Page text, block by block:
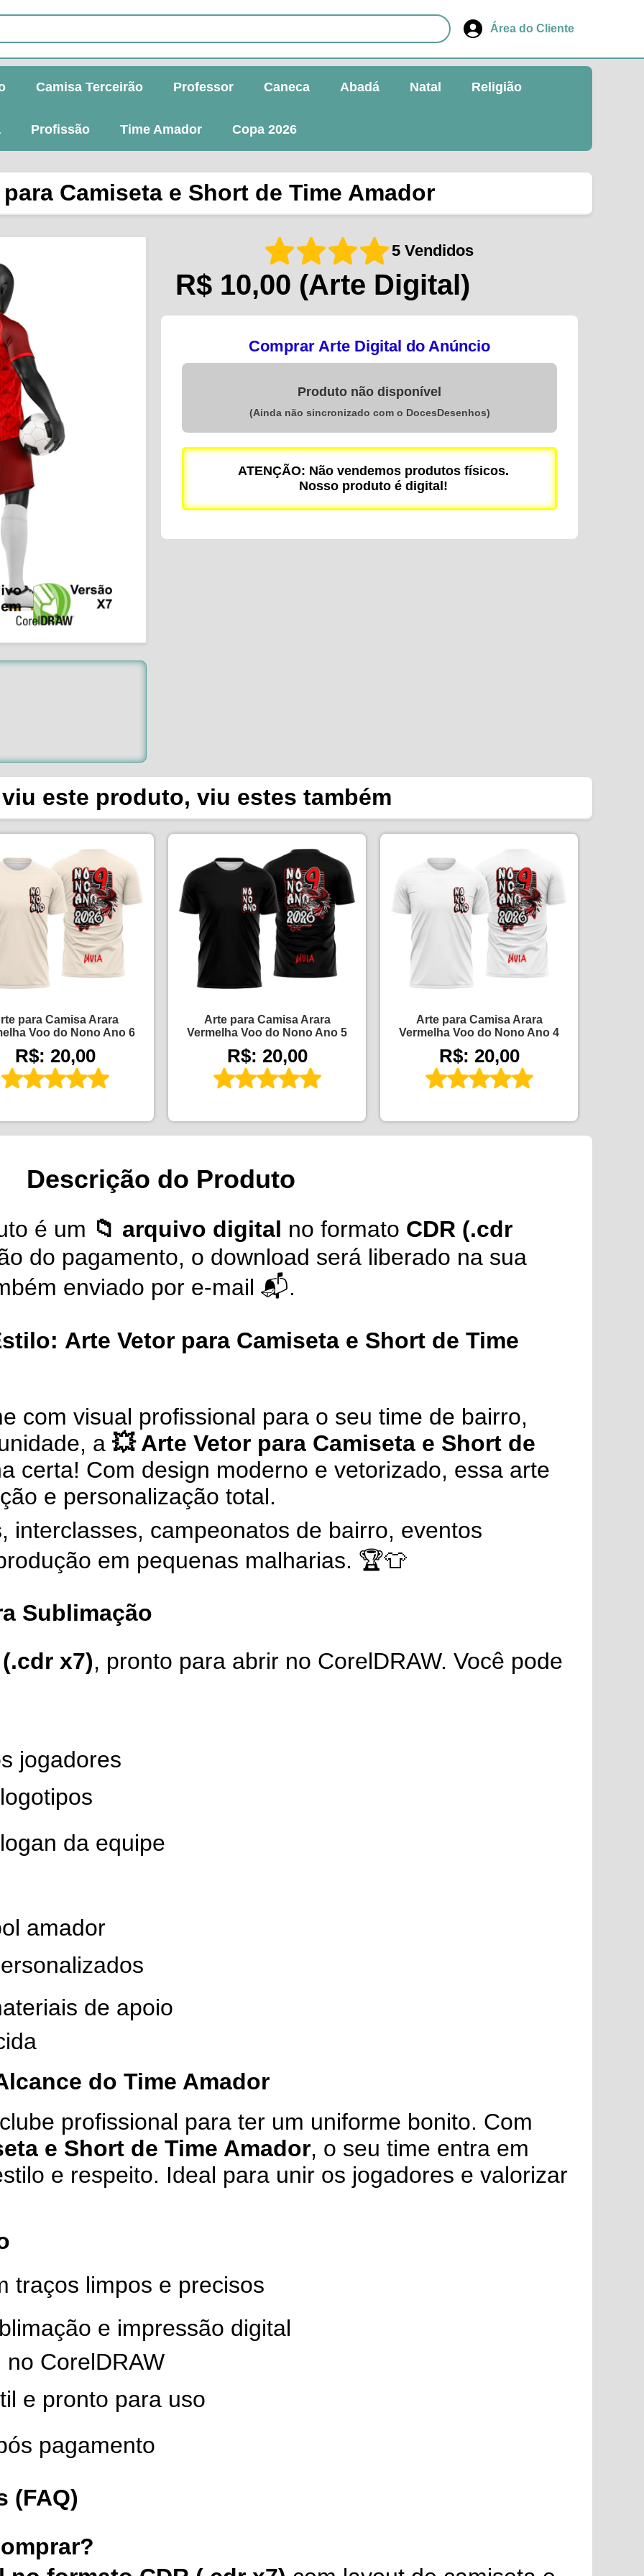
Área do Cliente
Camisa Terceirão Professor Caneca Abadá Natal Religião
Profissão Time Amador Copa 2026
Camiseta e Short de Time Amador
5 Vendidos
R$ 10,00 (Arte Digital)
Comprar Arte Digital do Anúncio
Produto não disponível
(Ainda não sincronizado com o DocesDesenhos)
ATENÇÃO: Não vendemos produtos físicos.
Nosso produto é digital!
este produto, viu estes também
para Camisa Arara
Voo do Nono Ano 6
R$: 20,00
Arte para Camisa Arara
Vermelha Voo do Nono Ano 5
R$: 20,00
Arte para Camisa Arara
Vermelha Voo do Nono Ano 4
R$: 20,00
Descrição do Produto
é um 📁 arquivo digital no formato CDR (.cdr
do pagamento, o download será liberado na sua
enviado por e-mail 📬.
Arte Vetor para Camiseta e Short de Time
com visual profissional para o seu time de bairro,
a 💥 Arte Vetor para Camiseta e Short de
certa! Com design moderno e vetorizado, essa arte
e personalização total.
interclasses, campeonatos de bairro, eventos
em pequenas malharias. 🏆👕
Sublimação
x7), pronto para abrir no CorelDRAW. Você pode
jogadores
da equipe
amador
de apoio
do Time Amador
profissional para ter um uniforme bonito. Com
e Short de Time Amador, o seu time entra em
e respeito. Ideal para unir os jogadores e valorizar
limpos e precisos
e impressão digital
CorelDRAW
e pronto para uso
pagamento
(FAQ)